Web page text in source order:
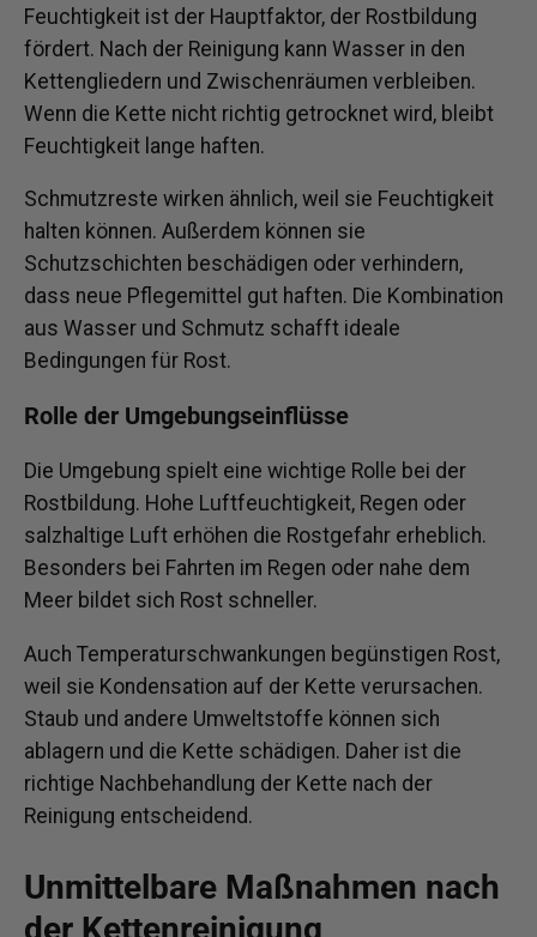
Feuchtigkeit ist der Hauptfaktor, der Rostbildung
fördert. Nach der Reinigung kann Wasser in den
Kettengliedern und Zwischenräumen verbleiben.
Wenn die Kette nicht richtig getrocknet wird, bleibt
Feuchtigkeit lange haften.
Schmutzreste wirken ähnlich, weil sie Feuchtigkeit
halten können. Außerdem können sie
Schutzschichten beschädigen oder verhindern,
dass neue Pflegemittel gut haften. Die Kombination
aus Wasser und Schmutz schafft ideale
Bedingungen für Rost.
Rolle der Umgebungseinflüsse
Die Umgebung spielt eine wichtige Rolle bei der
Rostbildung. Hohe Luftfeuchtigkeit, Regen oder
salzhaltige Luft erhöhen die Rostgefahr erheblich.
Besonders bei Fahrten im Regen oder nahe dem
Meer bildet sich Rost schneller.
Auch Temperaturschwankungen begünstigen Rost,
weil sie Kondensation auf der Kette verursachen.
Staub und andere Umweltstoffe können sich
ablagern und die Kette schädigen. Daher ist die
richtige Nachbehandlung der Kette nach der
Reinigung entscheidend.
Unmittelbare Maßnahmen nach